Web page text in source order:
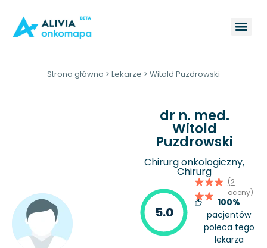
Strona główna > Lekarze > Witold Puzdrowski
dr n. med.
Witold
Puzdrowski
Chirurg onkologiczny,
Chirurg
5.0
(2
oceny)
100%
pacjentów
poleca tego
lekarza